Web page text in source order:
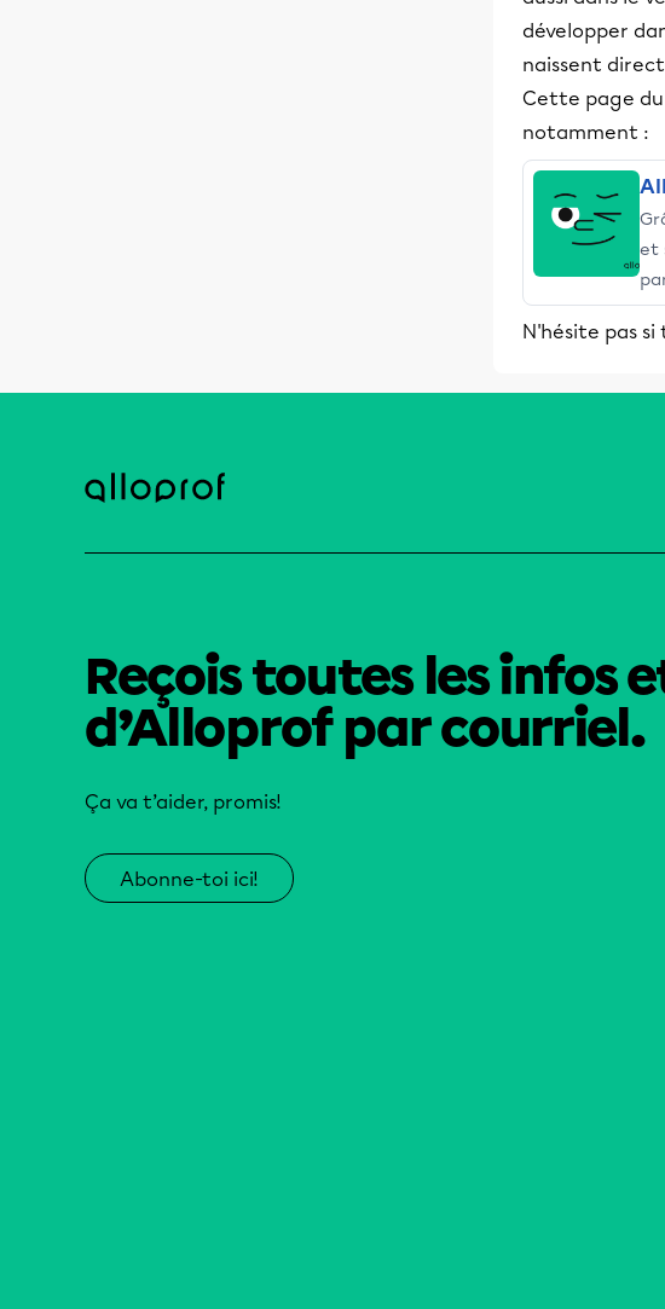
développer
naissent
Cette page
notamment :
et
N'hésite pas
Reçois toutes les infos
d’Alloprof par courriel.
Ça va t’aider, promis!
Abonne-toi ici!